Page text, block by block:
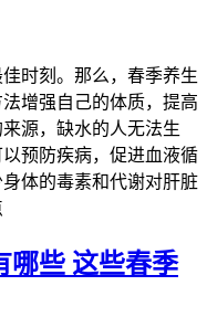
时刻。那么，春季养生
增强自己的体质，提高
源，缺水的人无法生
预防疾病，促进血液循
体的毒素和代谢对肝脏
哪些 这些春季